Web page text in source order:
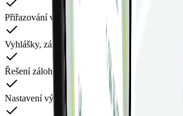
Přiřazování výdajů ze služebky k cesťáku
Vyhlášky, zákonné dokumenty a sazby přímo v
Řešení zálohy ze žádosti přímo na kartu
Nastavení výpočtu stravného